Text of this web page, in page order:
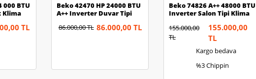
000 BTU
Klima
TL
Beko 42470 HP 24000 BTU
A++ Inverter Duvar Tipi
86.000,00 TL 86.000,00 TL
Beko 74826 A++ 48000 BTU
Inverter Salon Tipi Klima
155.000,00
TL
155.000,00
TL
Kargo bedava
%3 Chippin